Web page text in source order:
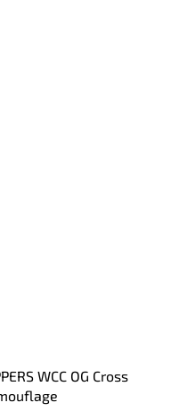
WCC OG Cross